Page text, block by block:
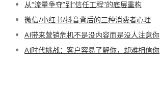
从“流量争夺”到“信任工程”的底层重构
微信/小红书/抖音背后的三种消费者心理
AI带来营销危机不是没内容而是没人注意你
AI时代挑战：客户容易了解你，却难相信你